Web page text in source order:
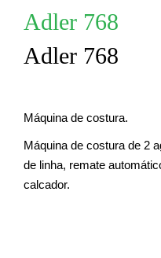
Adler 768
Adler 768
Máquina de costura.
Máquina de costura de 2
de linha, remate
calcador.